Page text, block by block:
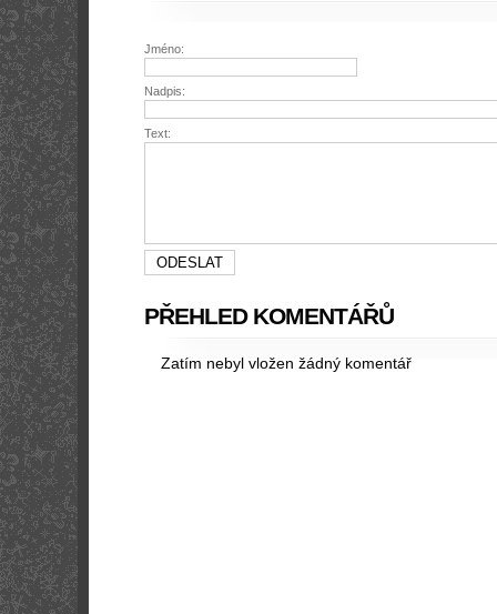
Jméno:
Nadpis:
Text:
PŘEHLED KOMENTÁŘŮ
Zatím nebyl vložen žádný komentář